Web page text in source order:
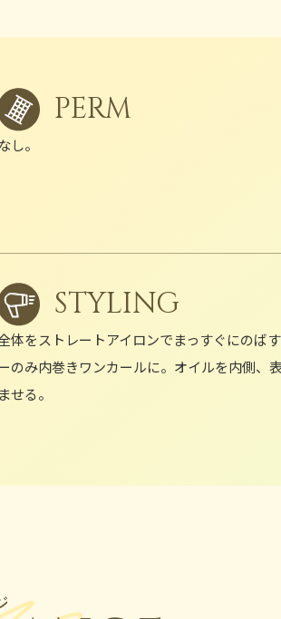
PERM
なし。
STYLING
体をストレートアイロンでまっすぐにのば
のみ内巻きワンカールに。オイルを内側、
ませる。